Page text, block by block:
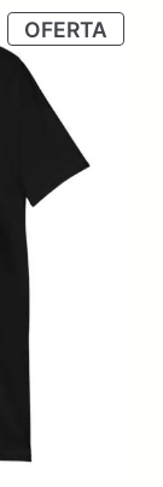
OFERTA
EN